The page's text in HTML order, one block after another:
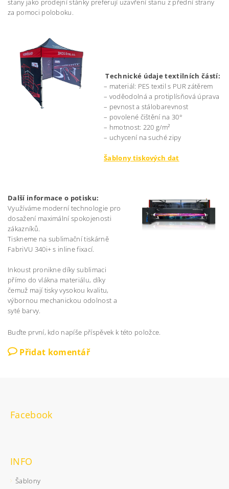
stany jako prodejní stánky preferují uzavření stanu z přední strany
za pomoci poloboku.
Technické údaje textilních částí:
– materiál: PES textil s PUR zátěrem
– voděodolná a protiplísňová úprava
– pevnost a stálobarevnost
– povolené čištění na 30°
– hmotnost: 220 g/m²
– uchycení na suché zipy
Šablony tiskových dat
Další informace o potisku:
Využíváme moderní technologie pro
dosažení maximální spokojenosti
zákazníků.
Tiskneme na sublimační tiskárně
FabriVU 340i+ s inline fixací.
Inkoust pronikne díky sublimaci
přímo do vlákna materiálu, díky
čemuž mají tisky vysokou kvalitu,
výbornou mechanickou odolnost a
syté barvy.
Buďte první, kdo napíše příspěvek k této položce.
Přidat komentář
Facebook
INFO
Šablony